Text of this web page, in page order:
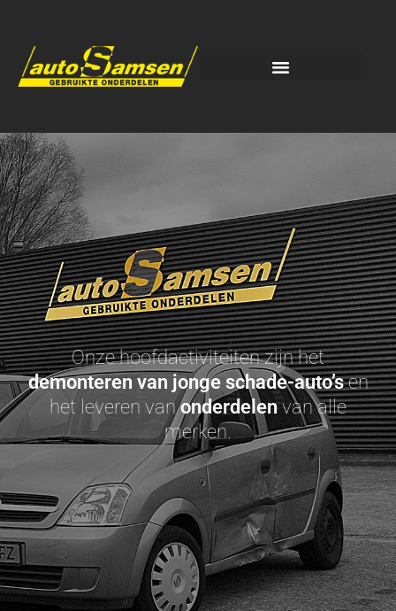
Onze hoofdactiviteiten zijn het
demonteren van jonge schade-auto’sen
het leveren vanonderdelenvan alle
merken.